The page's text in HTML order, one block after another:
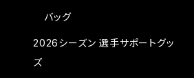
バッグ
2026シーズン 選手サポートグッ
ズ